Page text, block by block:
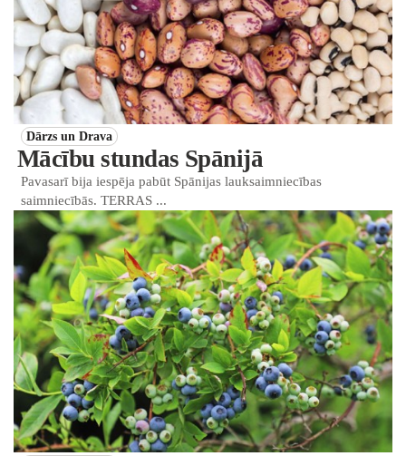
Dārzs un Drava
Mācību stundas Spānijā
Pavasarī bija iespēja pabūt Spānijas lauksaimniecības
saimniecībās. TERRAS ...